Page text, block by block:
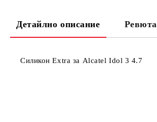
Детайлно описание Ревюта
Силикон Extra за Alcatel Idol 3 4.7